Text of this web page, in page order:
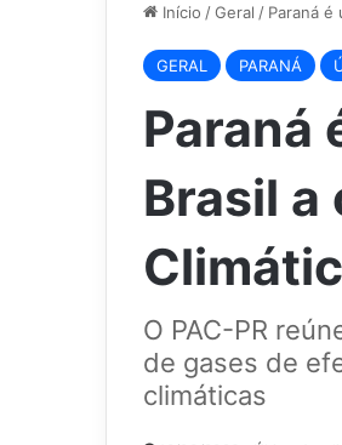
Início /Geral / Paraná é
GERAL PARANÁ
Paraná
Brasil a
O PAC-PR
de gases de
climáticas